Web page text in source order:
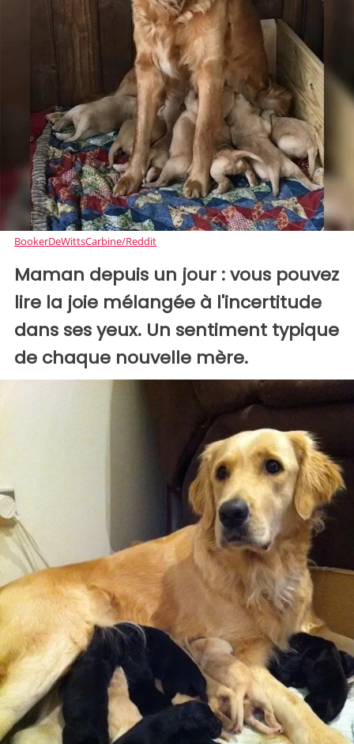
BookerDeWittsCarbine/Reddit
Maman depuis un jour : vous pouvez
lire la joie mélangée à l'incertitude
dans ses yeux. Un sentiment typique
de chaque nouvelle mère.